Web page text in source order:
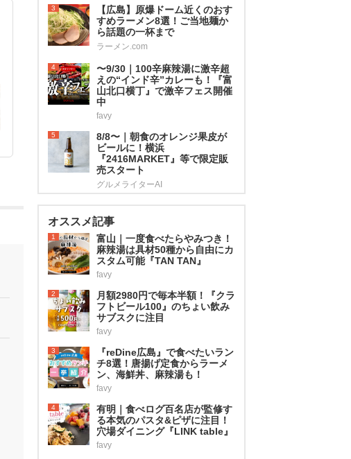
3
【広島】原爆ドーム近くのおす
すめラーメン8選！ご当地麺か
ら話題の一杯まで
ラーメン.com
4
〜9/30｜100辛麻辣湯に激辛超
えの“インド辛”カレーも！『富
山北口横丁』で激辛フェス開催
中
favy
5
8/8〜｜朝食のオレンジ果皮が
ビールに！横浜
『2416MARKET』等で限定販
売スタート
グルメライターAI
オススメ記事
1
富山｜一度食べたらやみつき！
麻辣湯は具材50種から自由にカ
スタム可能『TAN TAN』
favy
2
月額2980円で毎本半額！『クラ
フトビール100』のちょい飲み
サブスクに注目
favy
3
『reDine広島』で食べたいラン
チ8選！唐揚げ定食からラーメ
ン、海鮮丼、麻辣湯も！
favy
4
有明｜食べログ百名店が監修す
る本気のパスタ&ピザに注目！
穴場ダイニング『LINK table』
favy